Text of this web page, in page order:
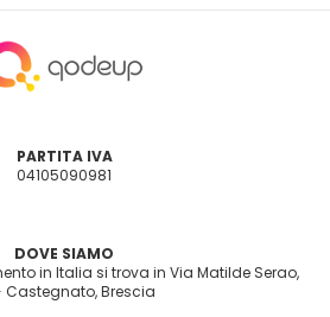
PARTITA IVA
04105090981
DOVE SIAMO
in Italia si trova in Via Matilde Serao,
Castegnato, Brescia